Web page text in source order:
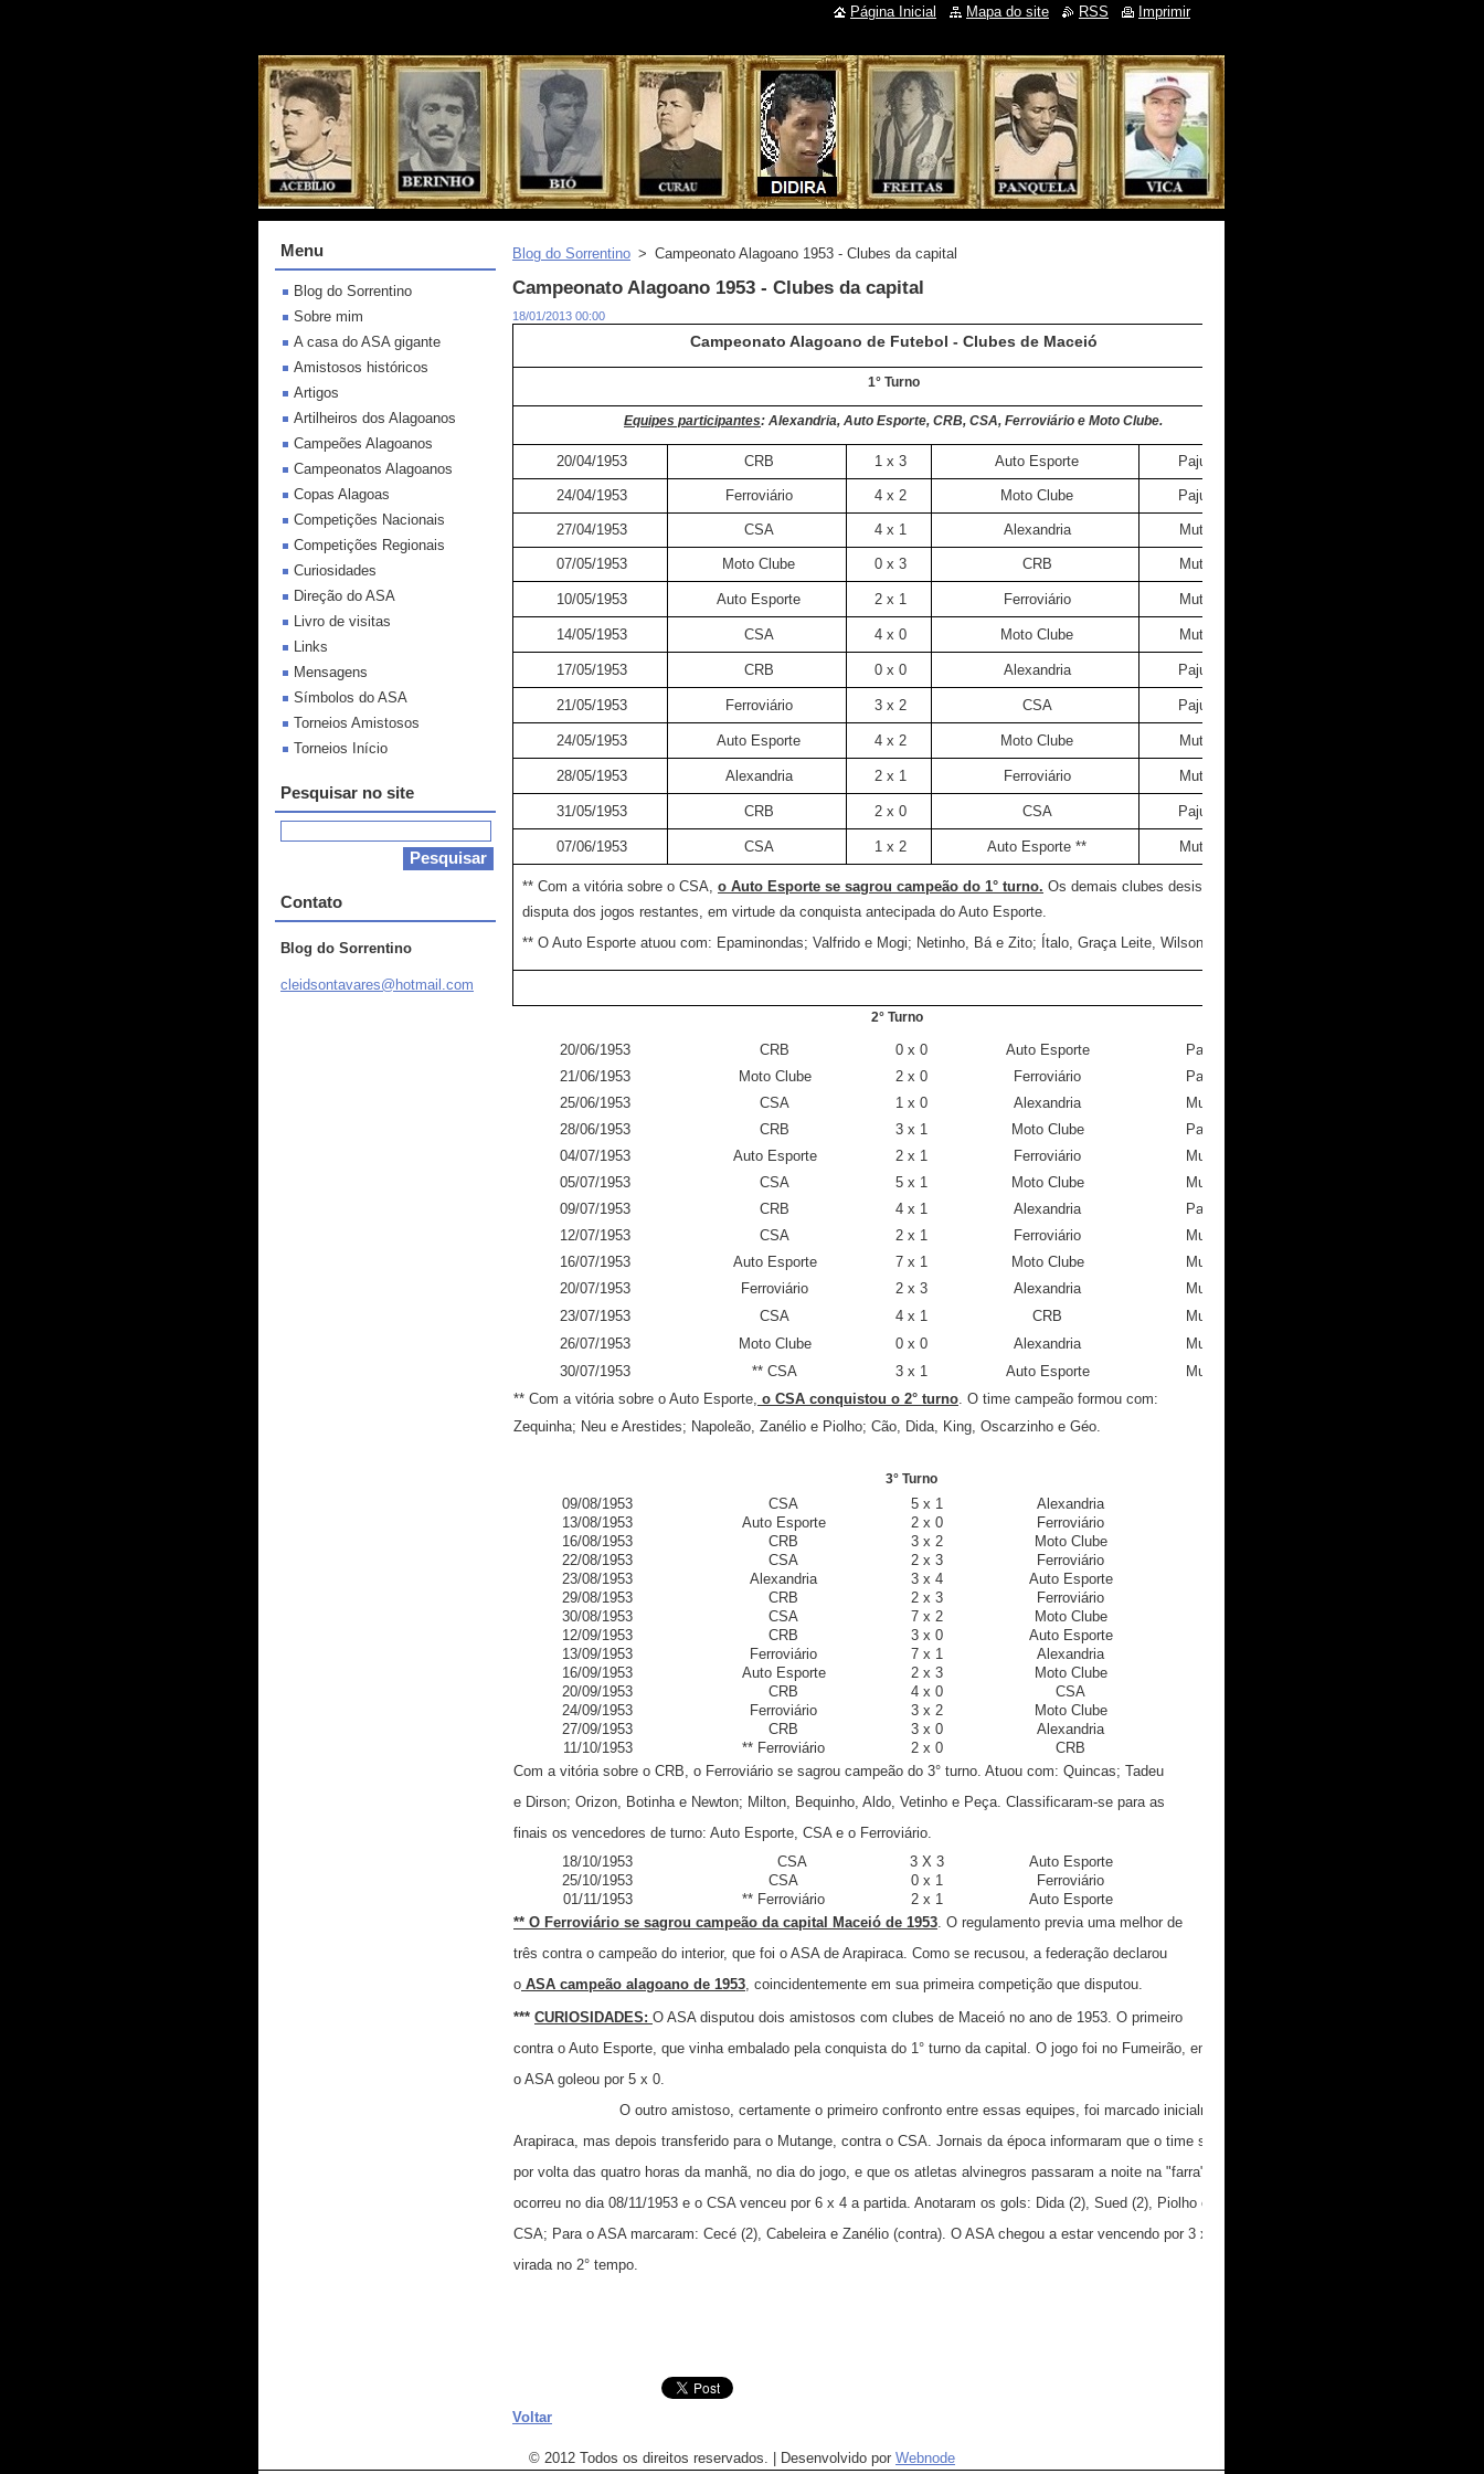
Blog do Sorrentino > Campeonato Alagoano 1953 - Clubes da capital
Campeonato Alagoano 1953 - Clubes da capital
18/01/2013 00:00
Campeonato Alagoano de Futebol - Clubes de Maceió
1° Turno
Equipes participantes: Alexandria, Auto Esporte, CRB, CSA, Ferroviário e Moto Clube.
20/04/1953 CRB 1 x 3 Auto Esporte Pajuçara
24/04/1953 Ferroviário 4 x 2 Moto Clube Pajuçara
27/04/1953 CSA 4 x 1 Alexandria Mutange
07/05/1953 Moto Clube 0 x 3 CRB Mutange
10/05/1953 Auto Esporte 2 x 1 Ferroviário Mutange
14/05/1953 CSA 4 x 0 Moto Clube Mutange
17/05/1953 CRB 0 x 0 Alexandria Pajuçara
21/05/1953 Ferroviário 3 x 2 CSA Pajuçara
24/05/1953 Auto Esporte 4 x 2 Moto Clube Mutange
28/05/1953 Alexandria 2 x 1 Ferroviário Mutange
31/05/1953 CRB 2 x 0 CSA Pajuçara
07/06/1953 CSA 1 x 2 Auto Esporte ** Mutange
** Com a vitória sobre o CSA, o Auto Esporte se sagrou campeão do 1° turno. Os demais clubes desistiram da
disputa dos jogos restantes, em virtude da conquista antecipada do Auto Esporte.
** O Auto Esporte atuou com: Epaminondas; Valfrido e Mogi; Netinho, Bá e Zito; Ítalo, Graça Leite, Wilson e Júlio.
2° Turno
20/06/1953 CRB 0 x 0 Auto Esporte
Pajuçara
21/06/1953
Moto Clube 2 x 0 Ferroviário
Pajuçara
25/06/1953
CSA 1 x 0 Alexandria
Mutange
28/06/1953
CRB 3 x 1 Moto Clube
Pajuçara
04/07/1953
Auto Esporte 2 x 1 Ferroviário
Mutange
05/07/1953
CSA 5 x 1 Moto Clube
Mutange
09/07/1953
CRB 4 x 1 Alexandria
Pajuçara
12/07/1953
CSA 2 x 1 Ferroviário
Mutange
16/07/1953
Auto Esporte 7 x 1 Moto Clube
Mutange
20/07/1953
Ferroviário 2 x 3 Alexandria
Mutange
23/07/1953
CSA 4 x 1 CRB
Mutange
26/07/1953
Moto Clube 0 x 0 Alexandria
Mutange
30/07/1953
** CSA 3 x 1 Auto Esporte
Mutange
** Com a vitória sobre o Auto Esporte, o CSA conquistou o 2° turno. O time campeão formou com:
Zequinha; Neu e Arestides; Napoleão, Zanélio e Piolho; Cão, Dida, King, Oscarzinho e Géo.
3° Turno
09/08/1953 CSA 5 x 1 Alexandria
13/08/1953
Auto Esporte 2 x 0 Ferroviário
16/08/1953
CRB 3 x 2 Moto Clube
22/08/1953
CSA 2 x 3 Ferroviário
23/08/1953
Alexandria 3 x 4 Auto Esporte
29/08/1953
CRB 2 x 3 Ferroviário
30/08/1953
CSA 7 x 2 Moto Clube
12/09/1953
CRB 3 x 0 Auto Esporte
13/09/1953
Ferroviário 7 x 1 Alexandria
16/09/1953
Auto Esporte 2 x 3 Moto Clube
20/09/1953
CRB 4 x 0 CSA
24/09/1953
Ferroviário 3 x 2 Moto Clube
27/09/1953
CRB 3 x 0 Alexandria
11/10/1953
** Ferroviário 2 x 0 CRB
Com a vitória sobre o CRB, o Ferroviário se sagrou campeão do 3° turno. Atuou com: Quincas; Tadeu
e Dirson; Orizon, Botinha e Newton; Milton, Bequinho, Aldo, Vetinho e Peça. Classificaram-se para as
finais os vencedores de turno: Auto Esporte, CSA e o Ferroviário.
18/10/1953
CSA 3 X 3 Auto Esporte
25/10/1953
CSA 0 x 1 Ferroviário
01/11/1953
** Ferroviário 2 x 1 Auto Esporte
** O Ferroviário se sagrou campeão da capital Maceió de 1953. O regulamento previa uma melhor de
três contra o campeão do interior, que foi o ASA de Arapiraca. Como se recusou, a federação declarou
o ASA campeão alagoano de 1953, coincidentemente em sua primeira competição que disputou.
*** CURIOSIDADES: O ASA disputou dois amistosos com clubes de Maceió no ano de 1953. O primeiro
contra o Auto Esporte, que vinha embalado pela conquista do 1° turno da capital. O jogo foi no Fumeirão, em 14/09/1953, e
o ASA goleou por 5 x 0.
O outro amistoso, certamente o primeiro confronto entre essas equipes, foi marcado inicialmente para
Arapiraca, mas depois transferido para o Mutange, contra o CSA. Jornais da época informaram que o time saiu de Arapiraca
por volta das quatro horas da manhã, no dia do jogo, e que os atletas alvinegros passaram a noite na "farra". O confronto
ocorreu no dia 08/11/1953 e o CSA venceu por 6 x 4 a partida. Anotaram os gols: Dida (2), Sued (2), Piolho e Géo para o
CSA; Para o ASA marcaram: Cecé (2), Cabeleira e Zanélio (contra). O ASA chegou a estar vencendo por 3 x 0 e sofreu a
virada no 2° tempo.
Voltar
Menu
Blog do Sorrentino
Sobre mim
A casa do ASA gigante
Amistosos históricos
Artigos
Artilheiros dos Alagoanos
Campeões Alagoanos
Campeonatos Alagoanos
Copas Alagoas
Competições Nacionais
Competições Regionais
Curiosidades
Direção do ASA
Livro de visitas
Links
Mensagens
Símbolos do ASA
Torneios Amistosos
Torneios Início
Pesquisar no site
Contato
Blog do Sorrentino
cleidsontavares@ hotmail.com
Página Inicial Mapa do site RSS Imprimir
© 2012 Todos os direitos reservados. Desenvolvido por Webnode